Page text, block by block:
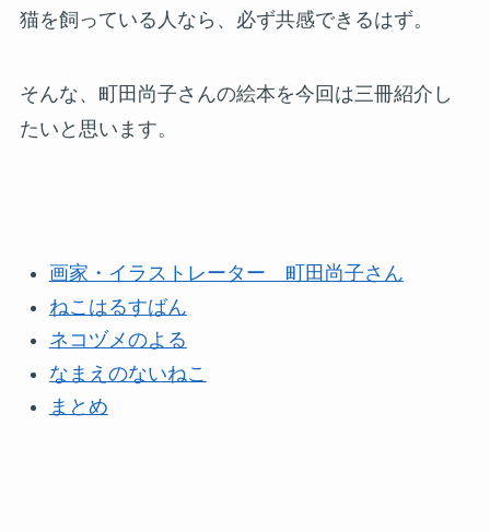
猫を飼っている人なら、必ず共感できるはず。
そんな、町田尚子さんの絵本を今回は三冊紹介し
たいと思います。
画家・イラストレーター 町田尚子さん
ねこはるすばん
ネコヅメのよる
なまえのないねこ
まとめ